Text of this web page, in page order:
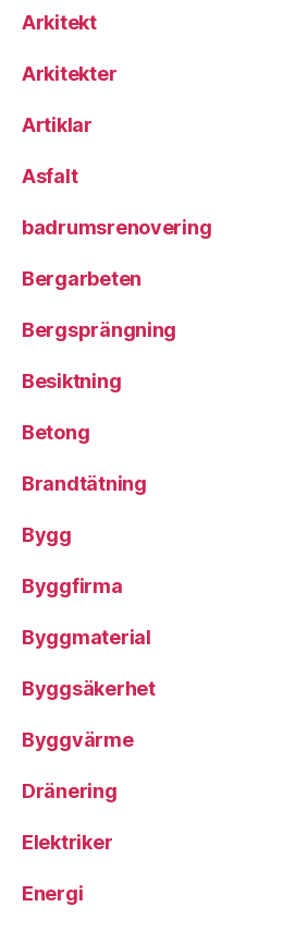
Arkitekt
Arkitekter
Artiklar
Asfalt
badrumsrenovering
Bergarbeten
Bergsprängning
Besiktning
Betong
Brandtätning
Bygg
Byggfirma
Byggmaterial
Byggsäkerhet
Byggvärme
Dränering
Elektriker
Energi